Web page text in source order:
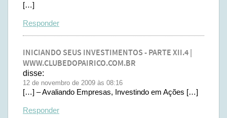
[…]
Responder
INICIANDO SEUS INVESTIMENTOS - PARTE XII.4 |
WWW.CLUBEDOPAIRICO.COM.BR
disse:
12 de novembro de 2009 às 08:16
[…] – Avaliando Empresas, Investindo em Ações […]
Responder